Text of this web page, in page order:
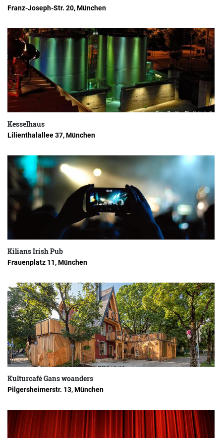
Franz-Joseph-Str. 20, München
Kesselhaus
Lilienthalallee 37, München
Kilians Irish Pub
Frauenplatz 11, München
Kulturcafé Gans woanders
Pilgersheimerstr. 13, München